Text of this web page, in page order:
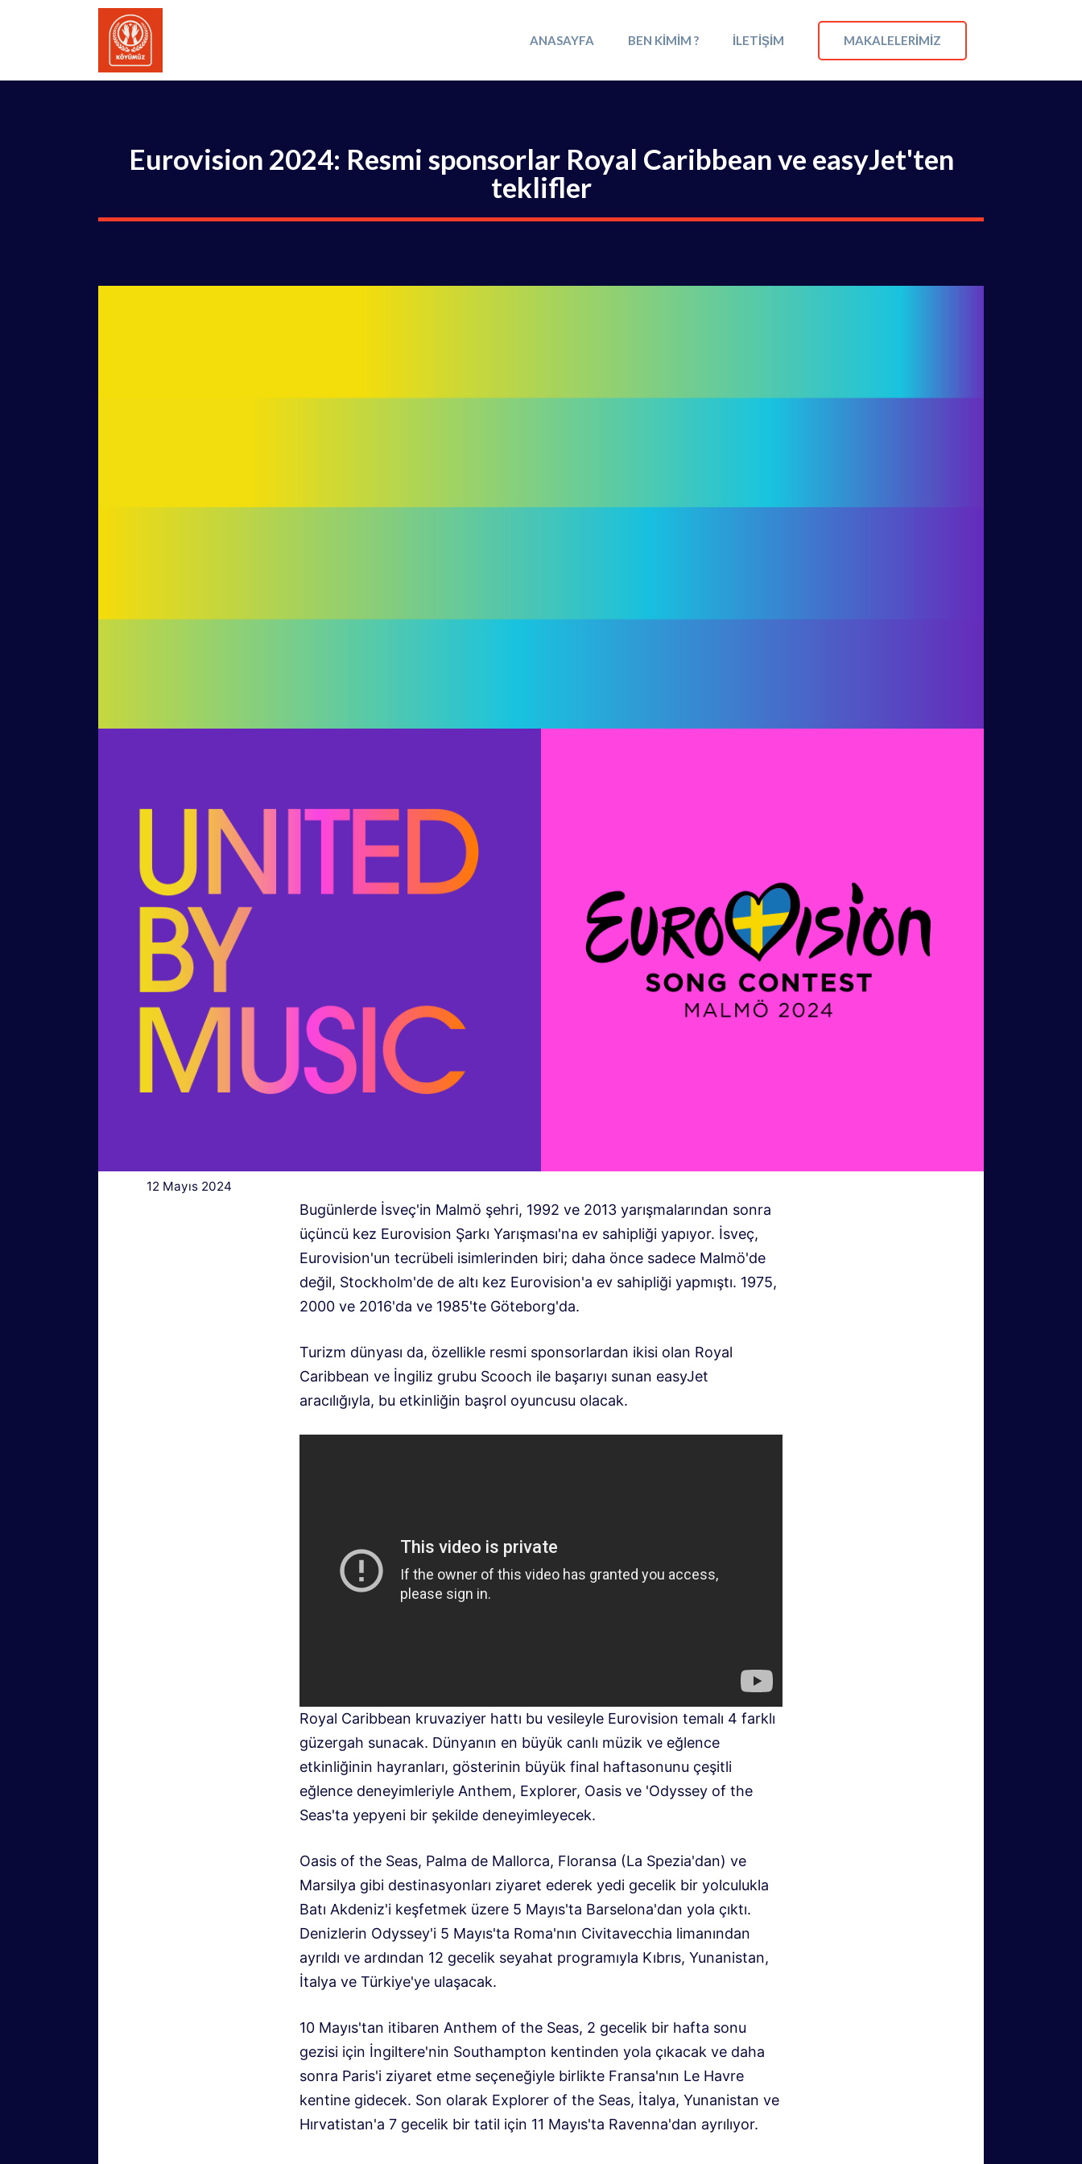
ANASAYFA BEN KIMIM ? İLETIŞIM MAKALELERIMIZ
Eurovision 2024: Resmi sponsorlar Royal Caribbean ve easyJet'ten
teklifler
12 Mayıs 2024
Bugünlerde İsveç'in Malmö şehri, 1992 ve 2013 yarışmalarından sonra
üçüncü kez Eurovision Şarkı Yarışması'na ev sahipliği yapıyor. İsveç,
Eurovision'un tecrübeli isimlerinden biri; daha önce sadece Malmö'de
değil, Stockholm'de de altı kez Eurovision'a ev sahipliği yapmıştı. 1975,
2000 ve 2016'da ve 1985'te Göteborg'da.
Turizm dünyası da, özellikle resmi sponsorlardan ikisi olan Royal
Caribbean ve İngiliz grubu Scooch ile başarıyı sunan easyJet
aracılığıyla, bu etkinliğin başrol oyuncusu olacak.
Royal Caribbean kruvaziyer hattı bu vesileyle Eurovision temalı 4 farklı
güzergah sunacak. Dünyanın en büyük canlı müzik ve eğlence
etkinliğinin hayranları, gösterinin büyük final haftasonunu çeşitli
eğlence deneyimleriyle Anthem, Explorer, Oasis ve 'Odyssey of the
Seas'ta yepyeni bir şekilde deneyimleyecek.
Oasis of the Seas, Palma de Mallorca, Floransa (La Spezia'dan) ve
Marsilya gibi destinasyonları ziyaret ederek yedi gecelik bir yolculukla
Batı Akdeniz'i keşfetmek üzere 5 Mayıs'ta Barselona'dan yola çıktı.
Denizlerin Odyssey'i 5 Mayıs'ta Roma'nın Civitavecchia limanından
ayrıldı ve ardından 12 gecelik seyahat programıyla Kıbrıs, Yunanistan,
İtalya ve Türkiye'ye ulaşacak.
10 Mayıs'tan itibaren Anthem of the Seas, 2 gecelik bir hafta sonu
gezisi için İngiltere'nin Southampton kentinden yola çıkacak ve daha
sonra Paris'i ziyaret etme seçeneğiyle birlikte Fransa'nın Le Havre
kentine gidecek. Son olarak Explorer of the Seas, İtalya, Yunanistan ve
Hırvatistan'a 7 gecelik bir tatil için 11 Mayıs'ta Ravenna'dan ayrılıyor.